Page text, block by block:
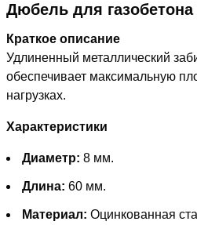
Дюбель для
Краткое описание
Удлиненный металлический
обеспечивает максимальную
нагрузках.
Характеристики
Диаметр: 8 мм.
Длина: 60 мм.
Материал: Оцинкованная